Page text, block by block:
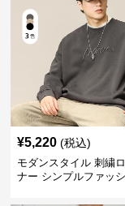
¥5,220 (税込)
モダンスタイル 刺繍
ナー シンプルファッ